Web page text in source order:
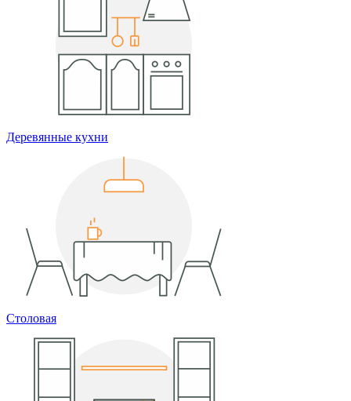
Деревянные кухни
Столовая